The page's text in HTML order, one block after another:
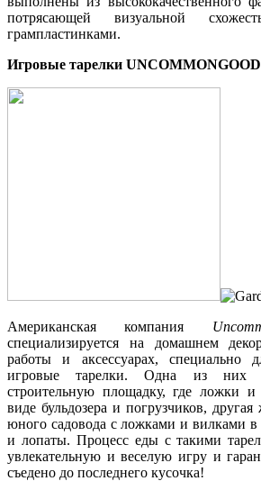
потрясающей визуальной
грампластинками.
Игровые тарелки
Американская компания
специализируется на домашнем
работы и аксессуарах, специально
игровые тарелки. Одна из них
строительную площадку, где ложки
виде бульдозера и погрузчиков,
юного садовода с ложками и вилками в
и лопаты. Процесс еды с такими
увлекательную и веселую игру и
съедено до последнего кусочка!